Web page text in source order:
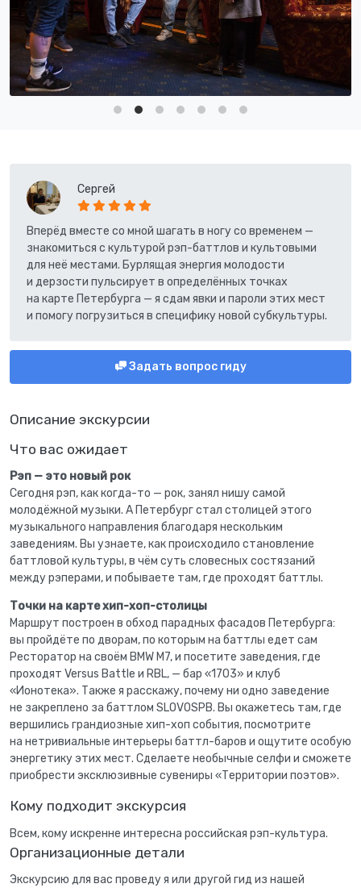
Описание экскурсии
Что вас ожидает
Рэп — это новый рок
Сегодня рэп, как когда-то — рок, занял нишу самой
молодёжной музыки. А Петербург стал столицей этого
музыкального направления благодаря нескольким
заведениям. Вы узнаете, как происходило становление
баттловой культуры, в чём суть словесных состязаний
между рэперами, и побываете там, где проходят баттлы.
Точки на карте хип-хоп-столицы
Маршрут построен в обход парадных фасадов Петербурга:
вы пройдёте по дворам, по которым на баттлы едет сам
Ресторатор на своём BMW М7, и посетите заведения, где
проходят Versus Battle и RBL, — бар «1703» и клуб
«Ионотека». Также я расскажу, почему ни одно заведение
не закреплено за баттлом SLOVOSPB. Вы окажетесь там, где
вершились грандиозные хип-хоп события, посмотрите
на нетривиальные интерьеры баттл-баров и ощутите особую
энергетику этих мест. Сделаете необычные селфи и сможете
приобрести эксклюзивные сувениры «Территории поэтов».
Кому подходит экскурсия
Всем, кому искренне интересна российская рэп-культура.
Организационные детали
Экскурсию для вас проведу я или другой гид из нашей
Сергей
Вперёд вместе со мной шагать в ногу со временем —
знакомиться с культурой рэп-баттлов и культовыми
для неё местами. Бурлящая энергия молодости
и дерзости пульсирует в определённых точках
на карте Петербурга — я сдам явки и пароли этих мест
и помогу погрузиться в специфику новой субкультуры.
Задать вопрос гиду